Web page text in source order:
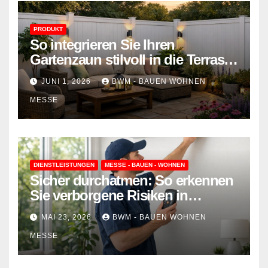
PRODUKT
So integrieren Sie Ihren
Gartenzaun stilvoll in die Terrasse
– mehr Komfort, weniger
Aufwand
JUNI 1, 2026 BWM - BAUEN WOHNEN
MESSE
DIENSTLEISTUNGEN MESSE - BAUEN - WOHNEN
Sicher durchatmen: So erkennen
Sie verborgene Risiken in
Wohnraumlüftungen
MAI 23, 2026 BWM - BAUEN WOHNEN
MESSE